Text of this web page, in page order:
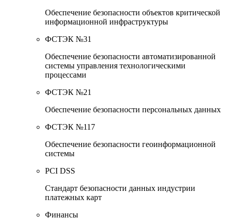
Обеспечение безопасности объектов критической
информационной инфраструктуры
ФСТЭК №31
Обеспечение безопасности автоматизированной
системы управления технологическими
процессами
ФСТЭК №21
Обеспечение безопасности персональных данных
ФСТЭК №117
Обеспечение безопасности геоинформационной
системы
PCI DSS
Стандарт безопасности данных индустрии
платежных карт
Финансы